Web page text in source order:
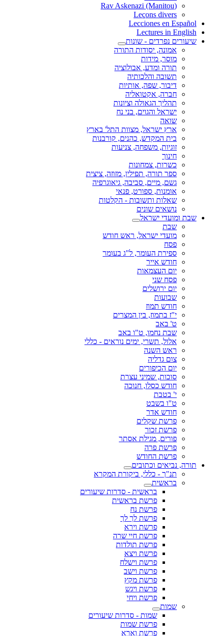
(Rav Askenazi (Manitou
Leçons divers
Lecciones en Español
Lectures in English
שיעורים נפרדים - שונות
אמונה, יסודות התורה
מוסר, מידות
תורה ומדע, אבולוציה
תשובה והלכותיה
דיבור, שפה, אותיות
חברה, אקטואליה
תהליך הגאולה וציונות
ישראל והגוים, בני נח
שואה
ארץ ישראל, מצוות התל' בארץ
בית המקדש, כהנים, קורבנות
זוגיות, משפחה, צניעות
חינוך
כשרות, צמחונות
ספר תורה, תפילין, מזוזה, ציצית
גשם, מיים, סביבה, גיאוגרפיה
אומנות, ספורט, פנאי
שאלות ותשובות - הקלטות
נושאים שונים
שבת ומועדי ישראל
שבת
מועדי ישראל, ראש חודש
פסח
ספירת העומר, ל"ג בעומר
חודש אייר
יום העצמאות
פסח שני
יום ירושלים
שבועות
חודש תמוז
י"ז בתמוז, בין המצרים
ט' באב
שבת נחמו, ט"ו באב
אלול, תשרי, ימים נוראים - כללי
ראש השנה
צום גדליה
יום הכיפורים
סוכות, שמיני עצרת
חודש כסלו, חנוכה
י' בטבת
ט"ו בשבט
חודש אדר
פרשת שקלים
פרשת זכור
פורים, מגילת אסתר
פרשת פרה
פרשת החודש
תורה, נביאים וכתובים
תנ"ך - כללי, ביקורת המקרא
בראשית
בראשית - סדרות שיעורים
פרשת בראשית
פרשת נח
פרשת לך לך
פרשת וירא
פרשת חיי שרה
פרשת תולדות
פרשת ויצא
פרשת וישלח
פרשת וישב
פרשת מקץ
פרשת ויגש
פרשת ויחי
שמות
שמות - סדרות שיעורים
פרשת שמות
פרשת וארא